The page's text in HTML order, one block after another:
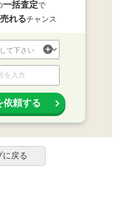
一括査定で
れるチャンス
依頼する
に戻る